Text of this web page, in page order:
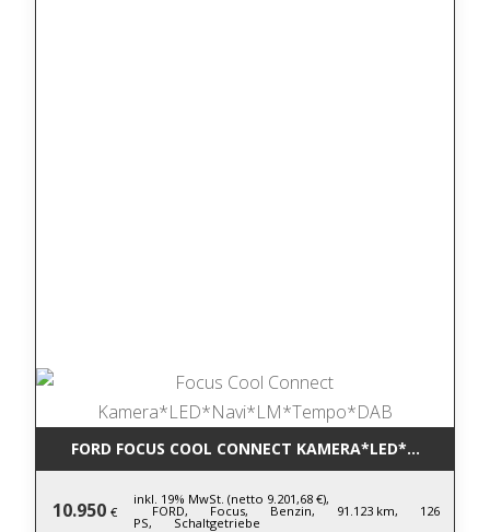
FORD FOCUS COOL CONNECT
10.950 €
inkl. 19% MwSt. (netto 9.201,68 €),
FORD, Focus, Benzin, 91.123 km, 126
PS, Schaltgetriebe